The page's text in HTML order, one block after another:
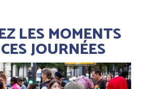
LES MOMENTS
JOURNÉES